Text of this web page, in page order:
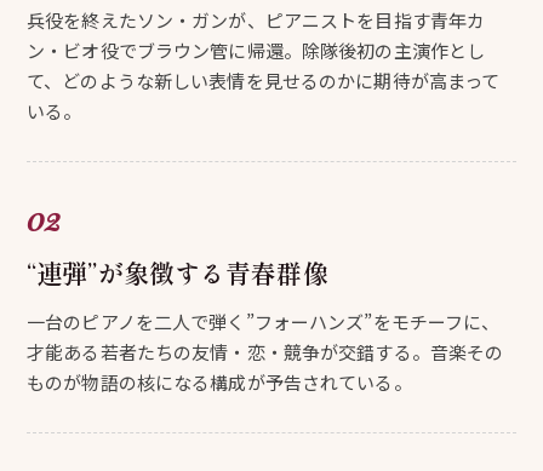
兵役を終えたソン・ガンが、ピアニストを目指す青年カ
ン・ビオ役でブラウン管に帰還。除隊後初の主演作とし
て、どのような新しい表情を見せるのかに期待が高まって
いる。
“連弾”が象徴する青春群像
一台のピアノを二人で弾く”フォーハンズ”をモチーフに、
才能ある若者たちの友情・恋・競争が交錯する。音楽その
ものが物語の核になる構成が予告されている。